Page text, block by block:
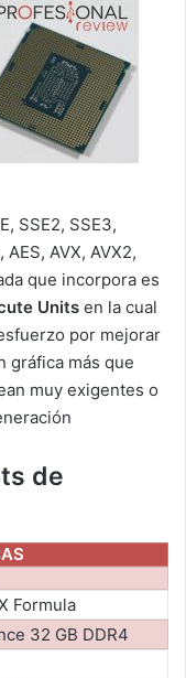
SSE2, SSE3,
AVX, AVX2,
que incorpora es
Units en la cual
por mejorar
gráfica más que
muy exigentes o
de
Formula
32 GB DDR4